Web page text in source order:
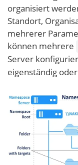
organisiert
Standort,
mehrerer
können mehrere
Server
eigenständig